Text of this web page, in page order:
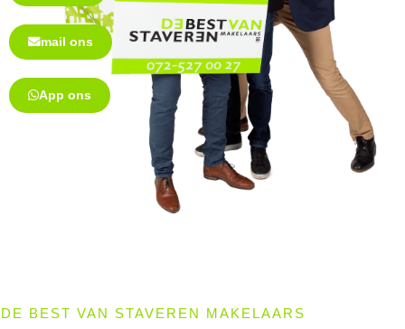
mail ons
App ons
DE BEST VAN STAVEREN MAKELAARS